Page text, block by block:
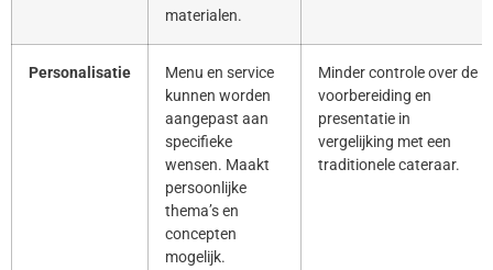
materialen.
Personalisatie
Menu en service
kunnen worden
aangepast aan
specifieke
wensen. Maakt
persoonlijke
thema’s en
concepten
mogelijk.
Minder controle over de
voorbereiding en
presentatie in
vergelijking met een
traditionele cateraar.